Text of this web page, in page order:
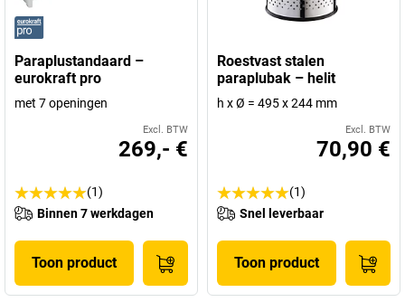
Paraplustandaard –
eurokraft pro
met 7 openingen
Excl. BTW
269,- €
(1)
Binnen 7 werkdagen
Toon product
Roestvast stalen
paraplubak – helit
h x Ø = 495 x 244 mm
Excl. BTW
70,90 €
(1)
Snel leverbaar
Toon product